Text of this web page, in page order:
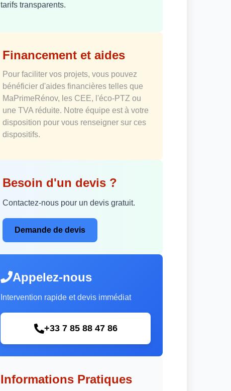
tarifs transparents.
Financement et aides
Pour faciliter vos projets, vous pouvez
bénéficier d'aides financières telles que
MaPrimeRénov, les CEE, l'éco-PTZ ou
une TVA réduite. Notre équipe est à votre
disposition pour vous renseigner sur ces
dispositifs.
Besoin d'un devis ?
Contactez-nous pour un devis gratuit.
Demande de devis
Appelez-nous
Intervention rapide et devis immédiat
+33 7 85 88 47 86
Informations Pratiques